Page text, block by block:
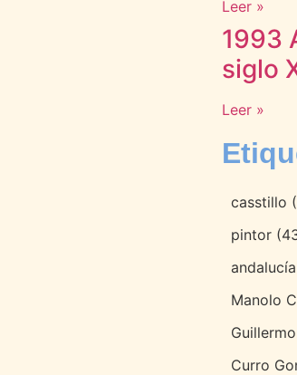
Leer »
1993
siglo
Leer »
casstillo
pintor
andalucía
Manolo
Curro